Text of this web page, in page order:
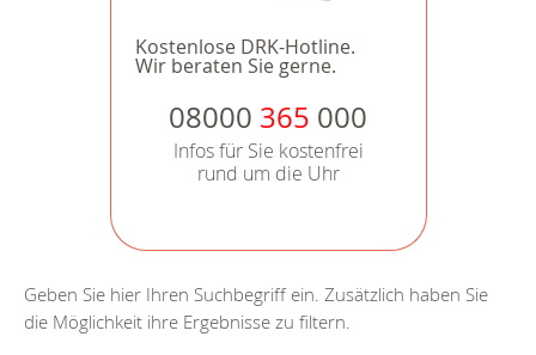
Kostenlose DRK-Hotline.
Wir beraten Sie gerne.
08000 365 000
Infos für Sie kostenfrei
rund um die Uhr
Geben Sie hier Ihren Suchbegriff ein. Zusätzlich haben Sie
die Möglichkeit ihre Ergebnisse zu filtern.